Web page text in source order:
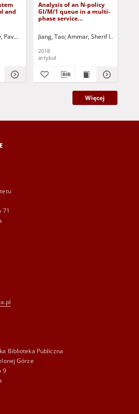
and
Pavel - ed. Razumchik, Rostislav - ed. Kołodziej,
Analysis of an N-policy
GI/M/1 queue in a multi-
phase service
Jiang, Tao Ammar, Sherif I.
2018
artykuł
Więcej
71
Biblioteka Publiczna
Górze
9